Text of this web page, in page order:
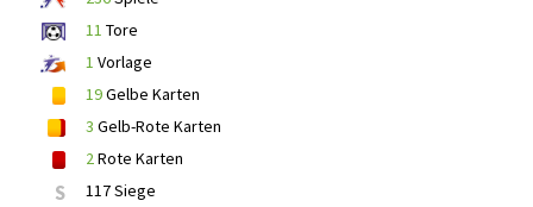
11 Tore
1 Vorlage
19Gelbe Karten
3 Gelb-Rote Karten
2Rote Karten
S 117 Siege